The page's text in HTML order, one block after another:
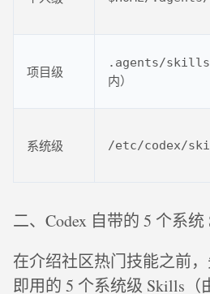
项目级
.agents/
内）
系统级 /etc/codex/
二、Codex 自带的 5 个系统
在介绍社区热门技能之前
即用的 5 个系统级 Skills（